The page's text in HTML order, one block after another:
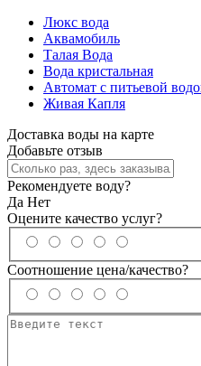
Люкс вода
Аквамобиль
Талая Вода
Вода кристальная
Автомат с питьевой
Живая Капля
Доставка воды на карте
Добавьте отзыв
Рекомендуете воду?
Да Нет
Оцените качество услуг?
Соотношение цена/качество?